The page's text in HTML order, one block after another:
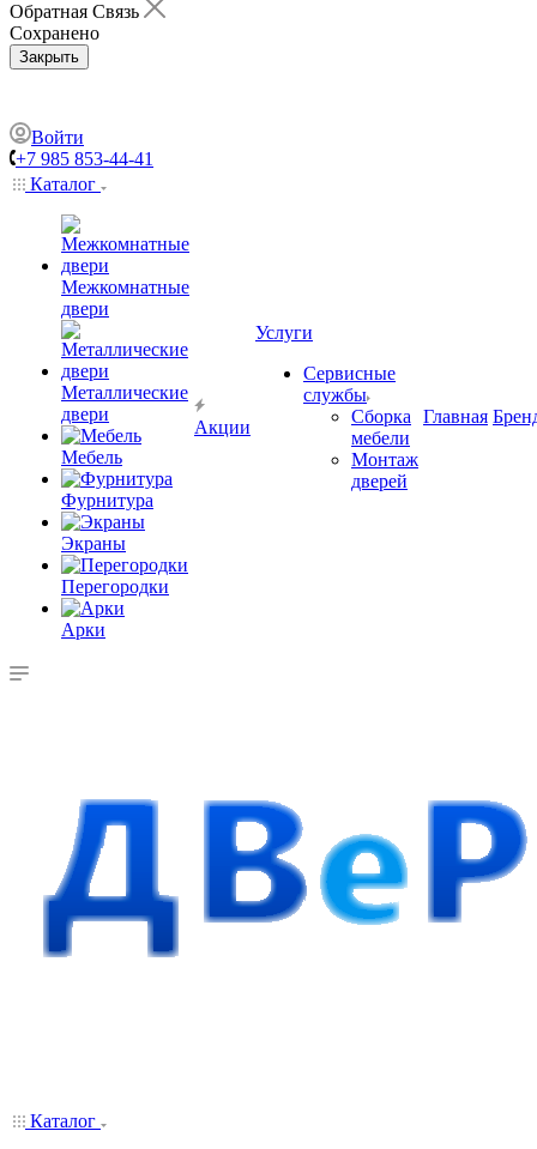
Обратная Связь
Сохранено
Закрыть
Войти
+7 985 853-44-41
Каталог
Межкомнатные
двери
Металлические
двери
Мебель
Фурнитура
Экраны
Перегородки
Арки
Акции
Услуги
Сервисные
службы
Сборка
мебели
Монтаж
дверей
Главная
Каталог